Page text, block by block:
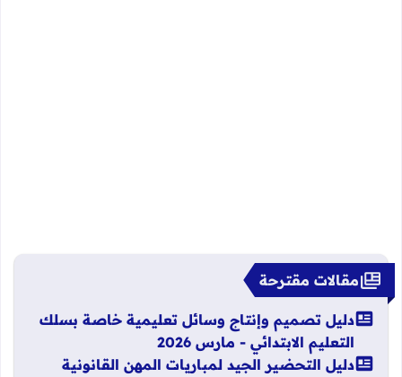
مقالات مقترحة
دليل تصميم وإنتاج وسائل تعليمية خاصة بسلك
التعليم الابتدائي - مارس 2026
دليل التحضير الجيد لمباريات المهن القانونية